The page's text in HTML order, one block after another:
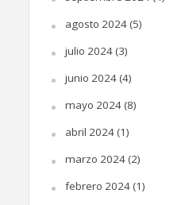
agosto 2024(5)
julio 2024(3)
junio 2024(4)
mayo 2024(8)
abril 2024(1)
marzo 2024(2)
febrero 2024(1)